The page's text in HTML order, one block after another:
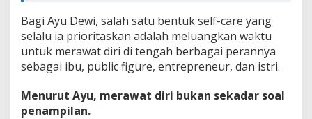
Bagi Ayu Dewi, salah satu bentuk self-care yang
selalu ia prioritaskan adalah meluangkan waktu
untuk merawat diri di tengah berbagai perannya
sebagai ibu, public figure, entrepreneur, dan istri.
Menurut Ayu, merawat diri bukan sekadar soal
penampilan.